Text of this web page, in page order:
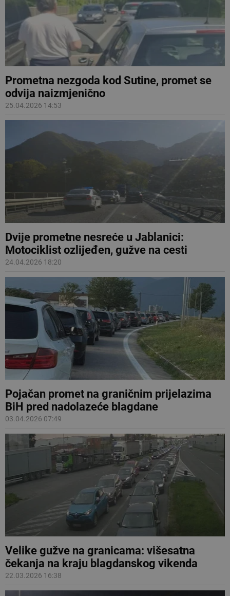
Prometna nezgoda kod Sutine, promet se
odvija naizmjenično
25.04.2026 14:53
Dvije prometne nesreće u Jablanici:
Motociklist ozlijeđen, gužve na cesti
24.04.2026 18:20
Pojačan promet na graničnim prijelazima
BiH pred nadolazeće blagdane
03.04.2026 07:49
Velike gužve na granicama: višesatna
čekanja na kraju blagdanskog vikenda
22.03.2026 16:38